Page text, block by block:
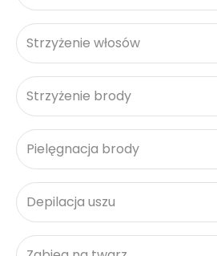
Strzyżenie włosów
Strzyżenie brody
Pielęgnacja brody
Depilacja uszu